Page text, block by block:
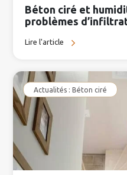
Béton ciré et
problèmes
Lire l'article
Actualités : Béton ciré